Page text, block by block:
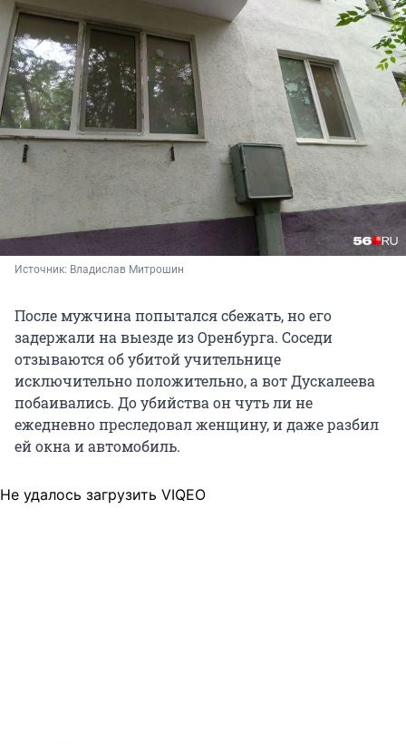
Источник: Владислав Митрошин
После мужчина попытался сбежать, но его
задержали на выезде из Оренбурга. Соседи
отзываются об убитой учительнице
исключительно положительно, а вот Дускалеева
побаивались. До убийства он чуть ли не
ежедневно преследовал женщину, и даже разбил
ей окна и автомобиль.
Не удалось загрузить VIQEO